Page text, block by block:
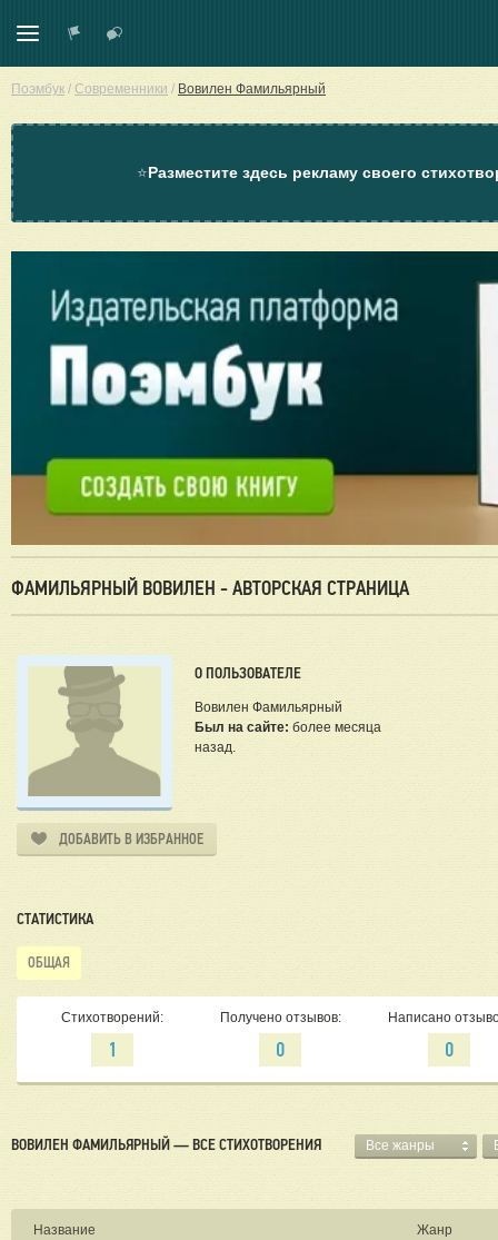
Поэмбук / Современники / Вовилен Фамильярный
⭐Разместите здесь рекламу своего
ФАМИЛЬЯРНЫЙ ВОВИЛЕН - АВТОРСКАЯ СТРАНИЦА
О ПОЛЬЗОВАТЕЛЕ
Вовилен Фамильярный
Был на сайте: более месяца
назад.
ДОБАВИТЬ В ИЗБРАННОЕ
СТАТИСТИКА
ОБЩАЯ
Стихотворений:
1
Получено отзывов:
0
Написано
0
ВОВИЛЕН ФАМИЛЬЯРНЫЙ — ВСЕ СТИХОТВОРЕНИЯ Все жанры
Название Жанр